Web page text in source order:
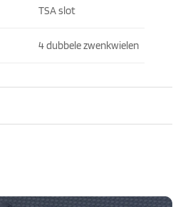
TSA slot
4 dubbele zwenkwielen